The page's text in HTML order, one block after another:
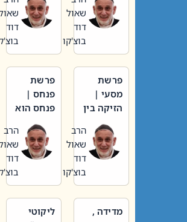
חיינו
שאול
דוד
בוצ'קו
שאול
דוד
בוצ'קו
פרשת
מסעי |
הזיקה בין
הגדול לעם הרב
שאול
דוד
בוצ'קו
פרשת
פנחס |
פנחס הוא
אליהו: בין
קנאות
הורסת
לקנאות
הרב
שאול
דוד
בוצ'קו
מדידה ,
ליקוטי